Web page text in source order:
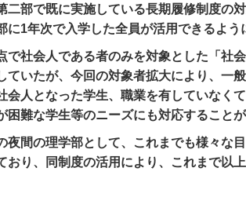
二部で既に実施している長期履修制度の
に1年次で入学した全員が活用できるよう
で社会人である者のみを対象とした「社会
ていたが、今回の対象者拡大により、一
会人となった学生、職業を有していなく
困難な学生等のニーズにも対応することが
夜間の理学部として、これまでも様々な
おり、同制度の活用により、これまで以